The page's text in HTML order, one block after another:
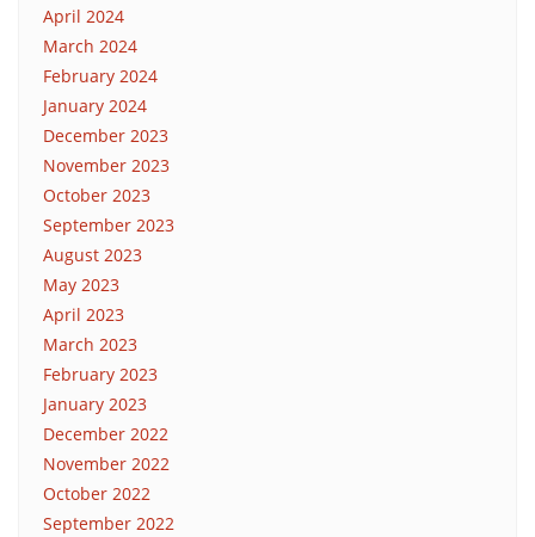
April 2024
March 2024
February 2024
January 2024
December 2023
November 2023
October 2023
September 2023
August 2023
May 2023
April 2023
March 2023
February 2023
January 2023
December 2022
November 2022
October 2022
September 2022